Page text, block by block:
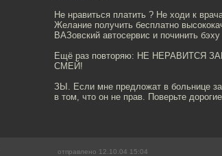
Не нравиться платить ? Не ходи к
Желание получить бесплатно
ВАЗовский автосервис и починить
Ещё раз повторяю: НЕ НЕРАВИТСЯ
СМЕЙ!
ЗЫ. Если мне предложат в больнице
в том, что он не прав. Поверьте
отправлено 12.10.04 15:04